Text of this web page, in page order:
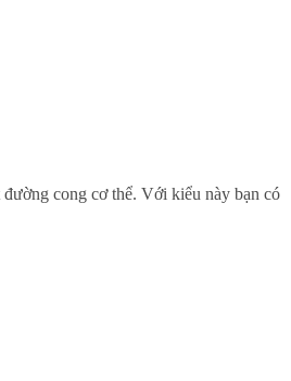
cong cơ thể. Với kiểu này bạn có